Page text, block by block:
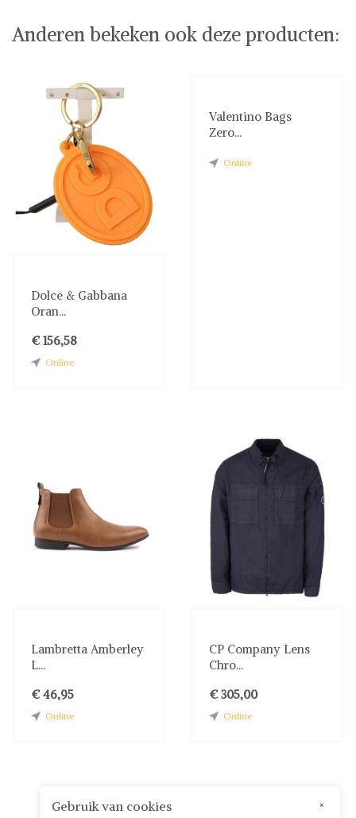
Anderen bekeken ook deze producten:
Dolce & Gabbana
Oran...
€ 156,58
Online
Valentino Bags
Zero...
Online
Lambretta Amberley
L...
€ 46,95
Online
CP Company Lens
Chro...
€ 305,00
Online
×
Gebruik van cookies